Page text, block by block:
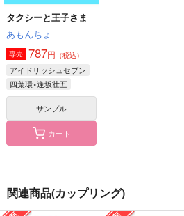
こねたあつめ2025
むぎや
松岡コーチがいる
むぎや
タクシーと王子さま
あもんちょ
専売 787円 （税込）
アイドリッシュセブン
四葉環×逢坂壮五
サンプル
カート
関連商品(カップリング)